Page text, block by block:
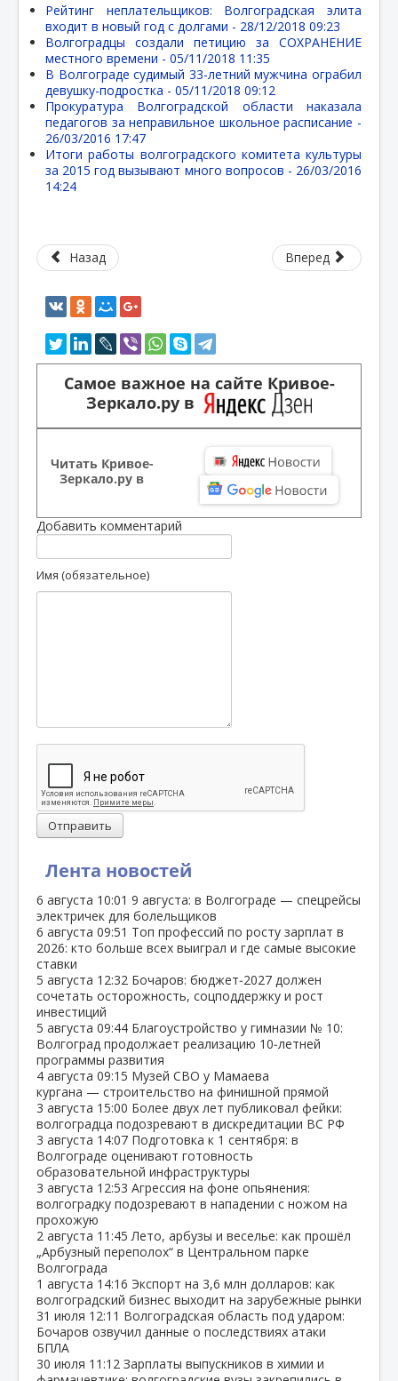
Лента новостей
6 августа 10:01 9 августа: в Волгограде — спецрейсы
электричек для болельщиков
6 августа 09:51 Топ профессий по росту зарплат в
2026: кто больше всех выиграл и где самые высокие
ставки
5 августа 12:32 Бочаров: бюджет‑2027 должен
сочетать осторожность, соцподдержку и рост
инвестиций
5 августа 09:44 Благоустройство у гимназии № 10:
Волгоград продолжает реализацию 10‑летней
программы развития
4 августа 09:15 Музей СВО у Мамаева
кургана — строительство на финишной прямой
3 августа 15:00 Более двух лет публиковал фейки:
волгоградца подозревают в дискредитации ВС РФ
3 августа 14:07 Подготовка к 1 сентября: в
Волгограде оценивают готовность
образовательной инфраструктуры
3 августа 12:53 Агрессия на фоне опьянения:
волгоградку подозревают в нападении с ножом на
прохожую
2 августа 11:45 Лето, арбузы и веселье: как прошёл
„Арбузный переполох“ в Центральном парке
Волгограда
1 августа 14:16 Экспорт на 3,6 млн долларов: как
волгоградский бизнес выходит на зарубежные рынки
31 июля 12:11 Волгоградская область под ударом:
Бочаров озвучил данные о последствиях атаки
БПЛА
30 июля 11:12 Зарплаты выпускников в химии и
Рейтинг неплательщиков: Волгоградская элита
входит в новый год с долгами - 28/12/2018 09:23
Волгоградцы создали петицию за СОХРАНЕНИЕ
местного времени - 05/11/2018 11:35
В Волгограде судимый 33-летний мужчина ограбил
девушку-подростка - 05/11/2018 09:12
Прокуратура Волгоградской области наказала
педагогов за неправильное школьное расписание -
26/03/2016 17:47
Итоги работы волгоградского комитета культуры
за 2015 год вызывают много вопросов - 26/03/2016
14:24
Назад Вперед
Самое важное на сайте Кривое-
Зеркало.ру в
Читать Кривое-
Зеркало.ру в
Добавить комментарий
Имя (обязательное)
Отправить